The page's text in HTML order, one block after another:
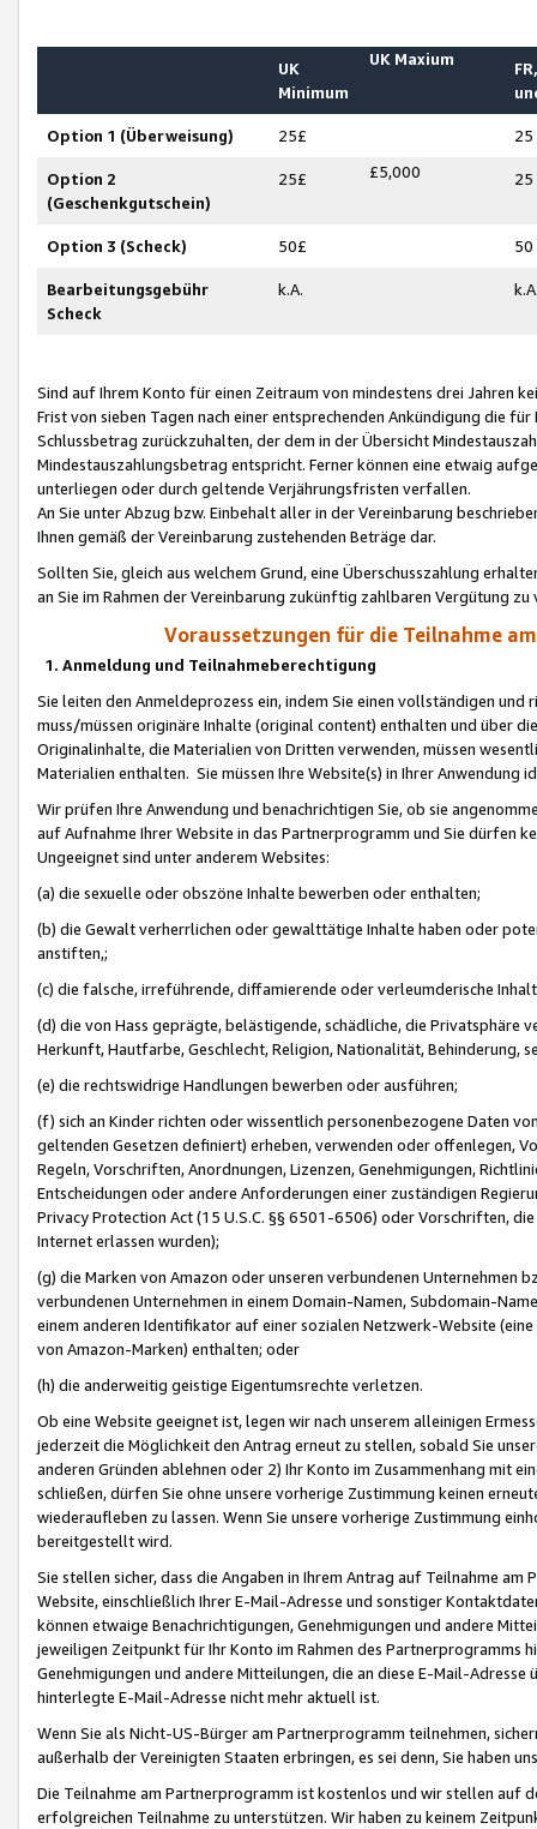
UK
Minimum
UK Maxium
Option 1 (Überweisung) 25£ 25
Option 2
(Geschenkgutschein)
25£ £5,000 25
Option 3 (Scheck) 50£ 50
Bearbeitungsgebühr
Scheck
k.A.
Sind auf Ihrem Konto für einen Zeitraum von mindestens drei Jahren
Frist von sieben Tagen nach einer entsprechenden Ankündigung die
Schlussbetrag zurückzuhalten, der dem in der Übersicht
Mindestauszahlungsbetrag entspricht. Ferner können eine etwaig
unterliegen oder durch geltende Verjährungsfristen verfallen.
An Sie unter Abzug bzw. Einbehalt aller in der Vereinbarung
Ihnen gemäß der Vereinbarung zustehenden Beträge dar.
Sollten Sie, gleich aus welchem Grund, eine Überschusszahlung
an Sie im Rahmen der Vereinbarung zukünftig zahlbaren Vergütung zu
Voraussetzungen für die Teilnahme
1. Anmeldung und Teilnahmeberechtigung
Sie leiten den Anmeldeprozess ein, indem Sie einen vollständigen
muss/müssen originäre Inhalte (original content) enthalten und über
Originalinhalte, die Materialien von Dritten verwenden, müssen
Materialien enthalten. Sie müssen Ihre Website(s) in Ihrer Anwendung
Wir prüfen Ihre Anwendung und benachrichtigen Sie, ob sie
auf Aufnahme Ihrer Website in das Partnerprogramm und Sie dürfen
Ungeeignet sind unter anderem Websites:
(a) die sexuelle oder obszöne Inhalte bewerben oder enthalten;
(b) die Gewalt verherrlichen oder gewalttätige Inhalte haben oder
anstiften,;
(c) die falsche, irreführende, diffamierende oder verleumderische
(d) die von Hass geprägte, belästigende, schädliche, die Privatsphäre
Herkunft, Hautfarbe, Geschlecht, Religion, Nationalität, Behinderung,
(e) die rechtswidrige Handlungen bewerben oder ausführen;
(f) sich an Kinder richten oder wissentlich personenbezogene Daten
geltenden Gesetzen definiert) erheben, verwenden oder offenlegen,
Regeln, Vorschriften, Anordnungen, Lizenzen, Genehmigungen,
Entscheidungen oder andere Anforderungen einer zuständigen
Privacy Protection Act (15 U.S.C. §§ 6501-6506) oder Vorschriften,
Internet erlassen wurden);
(g) die Marken von Amazon oder unseren verbundenen Unternehmen
verbundenen Unternehmen in einem Domain-Namen, Subdomain-
einem anderen Identifikator auf einer sozialen Netzwerk-Website
von Amazon-Marken) enthalten; oder
(h) die anderweitig geistige Eigentumsrechte verletzen.
Ob eine Website geeignet ist, legen wir nach unserem alleinigen
jederzeit die Möglichkeit den Antrag erneut zu stellen, sobald Sie
anderen Gründen ablehnen oder 2) Ihr Konto im Zusammenhang mit
schließen, dürfen Sie ohne unsere vorherige Zustimmung keinen
wiederaufleben zu lassen. Wenn Sie unsere vorherige Zustimmung
bereitgestellt wird.
Sie stellen sicher, dass die Angaben in Ihrem Antrag auf Teilnahme
Website, einschließlich Ihrer E-Mail-Adresse und sonstiger
können etwaige Benachrichtigungen, Genehmigungen und andere
jeweiligen Zeitpunkt für Ihr Konto im Rahmen des Partnerprogramms
Genehmigungen und andere Mitteilungen, die an diese E-Mail-
hinterlegte E-Mail-Adresse nicht mehr aktuell ist.
Wenn Sie als Nicht-US-Bürger am Partnerprogramm teilnehmen,
außerhalb der Vereinigten Staaten erbringen, es sei denn, Sie haben
Die Teilnahme am Partnerprogramm ist kostenlos und wir stellen auf
erfolgreichen Teilnahme zu unterstützen. Wir haben zu keinem